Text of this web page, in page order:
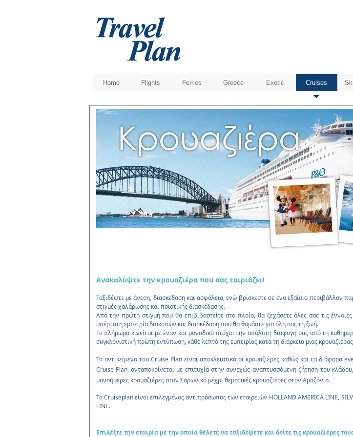
Home Flights Ferries Greece Exotic Cruises Ski
Aνακαλύψτε την κρουαζιέρα που σας ταιριάζει!
Ταξιδέψτε με άνεση, διασκέδαση και ασφάλεια, ενώ βρίσκεστε σε ένα εξαίσιο
στιγμές χαλάρωσης και ποιοτικής διασκέδασης.
Από την πρώτη στιγμή που θα επιβιβαστείτε στο πλοίο, θα ξεχάσετε όλες σας τις
υπέρτατη εμπειρία διακοπών και διασκέδαση που θα θυμάστε για όλη σας τη ζωή.
Το πλήρωμα κινείται με έναν και μοναδικό στόχο: την απόλυτη διαφυγή σας από τη
συγκλονιστική πρώτη εντύπωση, κάθε λεπτό της εμπειρίας κατά τη διάρκεια μιας
Το αντικείμενο του Cruise Plan είναι αποκλειστικά οι κρουαζιέρες καθώς και τα διάφορα
Cruise Plan, ανταποκρίνεται με επιτυχία στην συνεχώς αναπτυσσόμενη ζήτηση του
μονοήμερες κρουαζιέρες στον Σαρωνικό μέχρι θεματικές κρουαζιέρεςστον Αμαζόνιο.
Το Cruiseplan είναι επιλεγμένος αντιπρόσωπος των εταιρειών HOLLAND AMERICA LINE,
LINE.
Επιλέξτε την εταιρία με την οποία θέλετε να ταξιδέψετε και δείτε τις κρουαζιέρες